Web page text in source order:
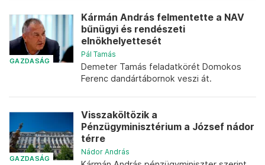
GAZDASÁG
Kármán András felmentette a NAV
bűnügyi és rendészeti
elnökhelyettesét
Pál Tamás
Demeter Tamás feladatkörét Domokos
Ferenc dandártábornok veszi át.
GAZDASÁG
Visszaköltözik a
Pénzügyminisztérium a József nádor
térre
Nádor András